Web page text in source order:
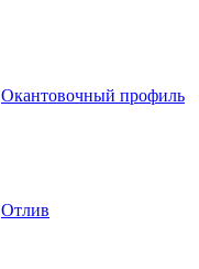
Окантовочный профиль
Отлив